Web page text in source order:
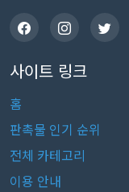
사이트 링크
홈
판촉물 인기 순위
전체 카테고리
이용 안내